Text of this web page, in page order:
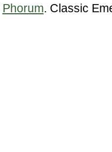
Phorum. Classic